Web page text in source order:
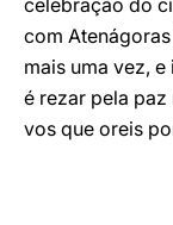
celebração do
com
mais uma vez,
é rezar pela
vos que oreis